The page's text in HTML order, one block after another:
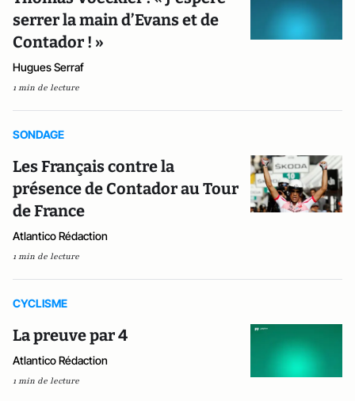
serrer la main d’Evans et de
Contador ! »
Hugues Serraf
1 min de lecture
SONDAGE
Les Français contre la
présence de Contador au Tour
de France
Atlantico Rédaction
1 min de lecture
CYCLISME
La preuve par 4
Atlantico Rédaction
1 min de lecture